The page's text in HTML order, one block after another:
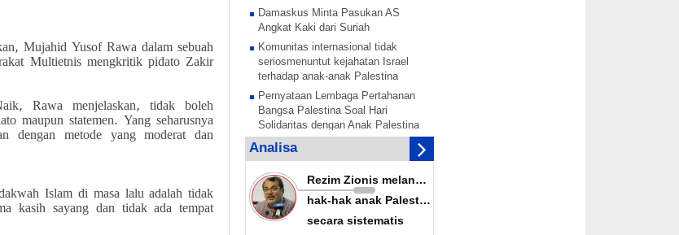
Mujahid Yusof Rawa dalam sebuah
Multietnis mengkritik pidato Zakir
Rawa menjelaskan, tidak boleh
maupun statemen. Yang seharusnya
dengan metode yang moderat dan
Islam di masa lalu adalah tidak
kasih sayang dan tidak ada tempat
Damaskus Minta Pasukan AS
Angkat Kaki dari Suriah
Komunitas internasional tidak
seriosmenuntut kejahatan Israel
terhadap anak-anak Palestina
Pernyataan Lembaga Pertahanan
Bangsa Palestina Soal Hari
Solidaritas dengan Anak Palestina
Anak Palestina akan bentuk
tentara pembebasan Palestina
Rezim Zionis melanggar hak-hak
anak Palestina secara terorganisir
Sesi untuk solidaritas dengan
anak-anak Palestina akan
Analisa
Rezim Zionis melanggar
hak-hak anak Palestina
secara sistematis